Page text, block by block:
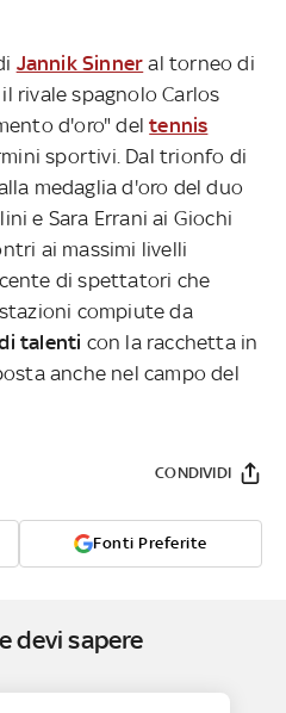
Jannik Sinner al torneo di
rivale spagnolo Carlos
d'oro" deltennis
sportivi. Dal trionfo di
medaglia d'oro del duo
e Sara Errani ai Giochi
ai massimi livelli
di spettatori che
compiute da
talenti con la racchetta in
anche nel campo del
Fonti Preferite
CONDIVIDI
devi sapere